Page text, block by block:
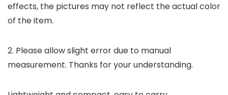
effects, the pictures may not reflect the actual color
of the item.
2. Please allow slight error due to manual
measurement. Thanks for your understanding.